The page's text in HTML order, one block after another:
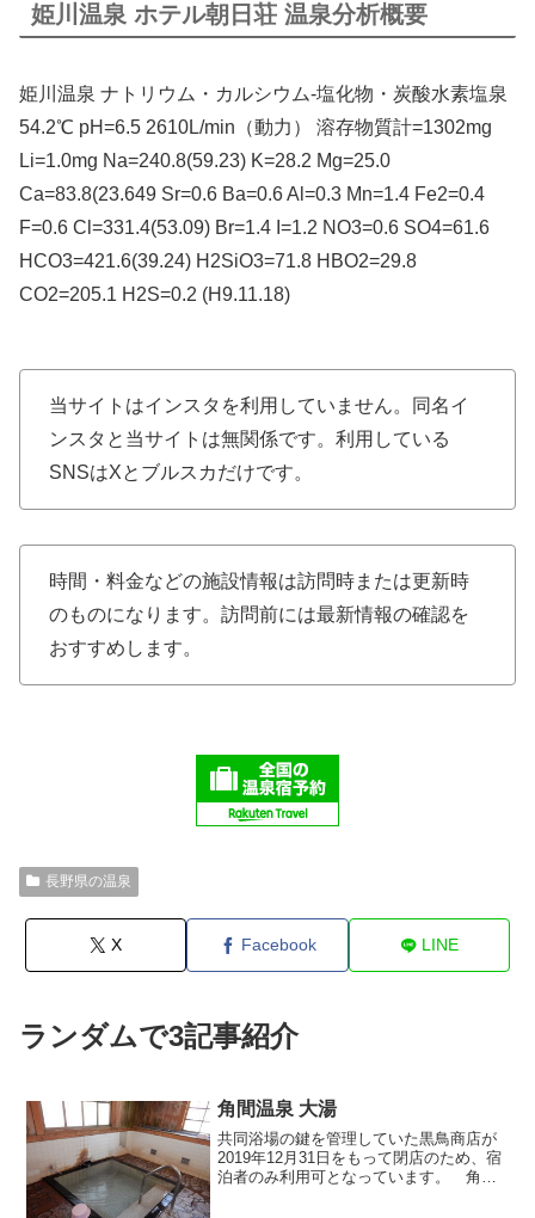
姫川温泉 ホテル朝日荘 温泉分析概要
姫川温泉 ナトリウム・カルシウム-塩化物・炭酸水素塩泉
54.2℃ pH=6.5 2610L/min（動力） 溶存物質計=1302mg
Li=1.0mg Na=240.8(59.23) K=28.2 Mg=25.0
Ca=83.8(23.649 Sr=0.6 Ba=0.6 Al=0.3 Mn=1.4 Fe2=0.4
F=0.6 Cl=331.4(53.09) Br=1.4 I=1.2 NO3=0.6 SO4=61.6
HCO3=421.6(39.24) H2SiO3=71.8 HBO2=29.8
CO2=205.1 H2S=0.2 (H9.11.18)
当サイトはインスタを利用していません。同名イ
ンスタと当サイトは無関係です。利用している
SNSはXとブルスカだけです。
時間・料金などの施設情報は訪問時または更新時
のものになります。訪問前には最新情報の確認を
おすすめします。
長野県の温泉
X Facebook LINE
ランダムで3記事紹介
角間温泉 大湯
共同浴場の鍵を管理していた黒鳥商店が
2019年12月31日をもって閉店のため、宿
泊者のみ利用可となっています。 角間